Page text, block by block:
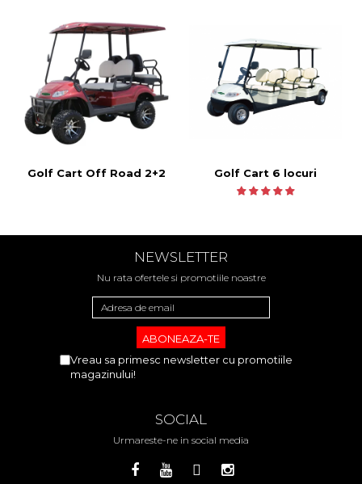
Golf Cart Off Road 2+2 Golf Cart 6 locuri
NEWSLETTER
Nu rata ofertele si promotiile noastre
Vreau sa primesc newsletter cu promotiile
magazinului!
SOCIAL
Urmareste-ne in social media